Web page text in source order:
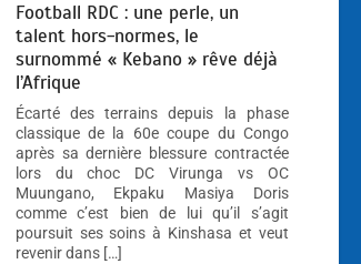
Football RDC : une perle, un
talent hors-normes, le
surnommé « Kebano » rêve déjà
l’Afrique
Écarté des terrains depuis la phase
classique de la 60e coupe du Congo
après sa dernière blessure contractée
lors du choc DC Virunga vs OC
Muungano, Ekpaku Masiya Doris
comme c’est bien de lui qu’il s’agit
poursuit ses soins à Kinshasa et veut
revenir dans […]